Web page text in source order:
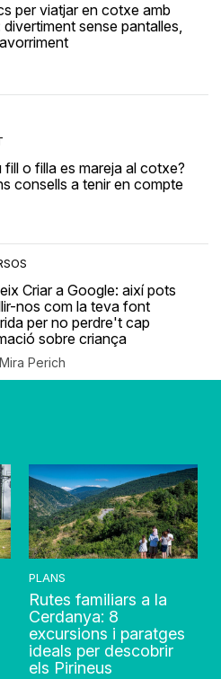
per viatjar en cotxe amb
divertiment sense pantalles,
fill o filla es mareja al cotxe?
consells a tenir en compte
Criar a Google: així pots
nos com la teva font
per no perdre't cap
sobre criança
Perich
PLANS
Rutes familiars a la
Cerdanya: 8
excursions i paratges
ideals per descobrir
els Pirineus